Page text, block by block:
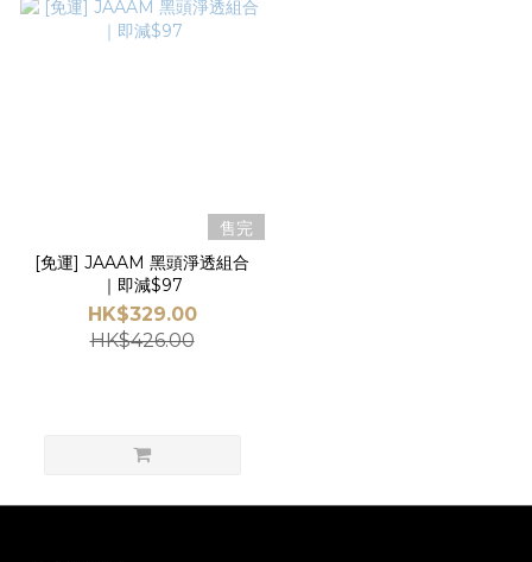
售完
[免運] JAAAM 黑頭淨透組合
｜即減$97
HK$329.00
HK$426.00